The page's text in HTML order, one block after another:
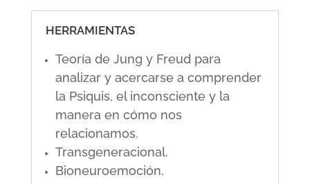
HERRAMIENTAS
Teoría de Jung y Freud para
analizar y acercarse a comprender
la Psiquis, el inconsciente y la
manera en cómo nos
relacionamos.
Transgeneracional.
Bioneuroemoción.